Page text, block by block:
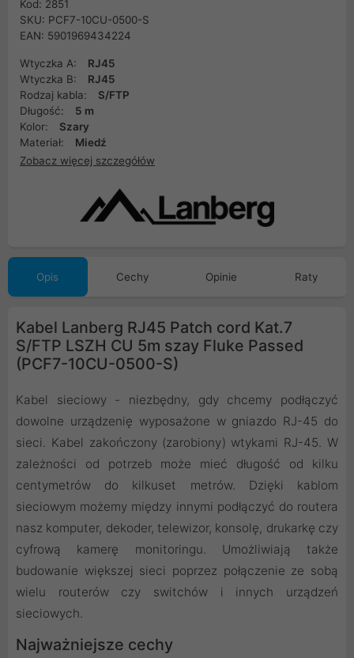
Kod: 2851
SKU: PCF7-10CU-0500-S
EAN: 5901969434224
Wtyczka A:
RJ45
Wtyczka B:
RJ45
Rodzaj kabla:
S/FTP
Długość:
5 m
Kolor:
Szary
Materiał:
Miedź
Zobacz więcej szczegółów
Opis Cechy Opinie Raty
Kabel Lanberg RJ45 Patch cord Kat.7
S/FTP LSZH CU 5m szay Fluke Passed
(PCF7-10CU-0500-S)
Kabel sieciowy - niezbędny, gdy chcemy podłączyć
dowolne urządzenię wyposażone w gniazdo RJ-45 do
sieci. Kabel zakończony (zarobiony) wtykami RJ-45. W
zależności od potrzeb może mieć długość od kilku
centymetrów do kilkuset metrów. Dzięki kablom
sieciowym możemy między innymi podłączyć do routera
nasz komputer, dekoder, telewizor, konsolę, drukarkę czy
cyfrową kamerę monitoringu. Umożliwiają także
budowanie większej sieci poprzez połączenie ze sobą
wielu routerów czy switchów i innych urządzeń
sieciowych.
Najważniejsze cechy